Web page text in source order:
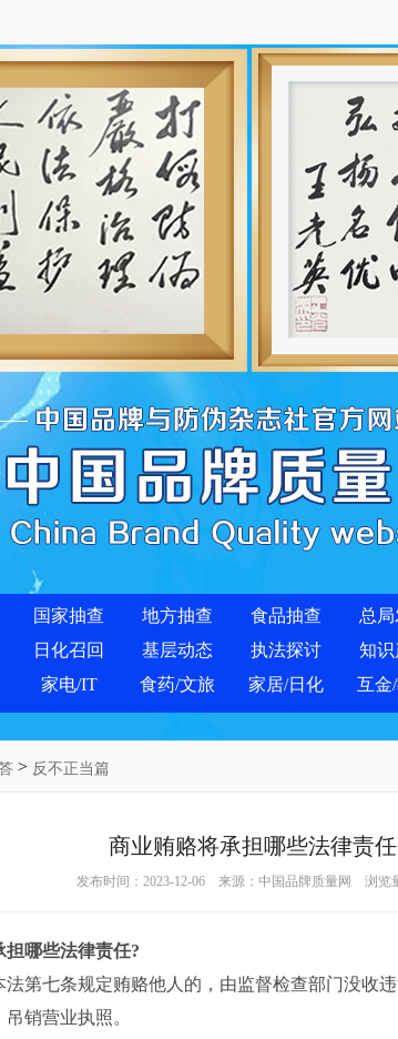
国家抽查 地方抽查 食品抽查 总
日化召回 基层动态 执法探讨 知识
家电/IT 食药/文旅 家居/日化 互金
> 反不正当篇
商业贿赂将承担哪些法律责任
发布时间：2023-12-06 来源： 中国品牌质量网 浏览
哪些法律责任?
七条规定贿赂他人的，由监督检查部门没收违
销营业执照。